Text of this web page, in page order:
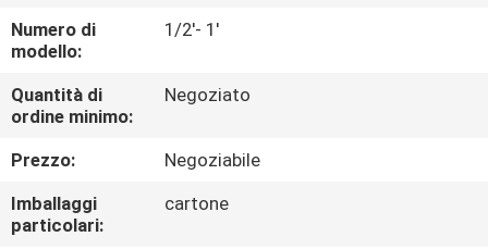
VISITA
ALLA
FABBRICA
CONTROLLO
QUALITÀ
Numero di
modello:
1/2'- 1'
Quantità di
ordine minimo:
Negoziato
Prezzo:
Negoziabile
Imballaggi
particolari:
cartone